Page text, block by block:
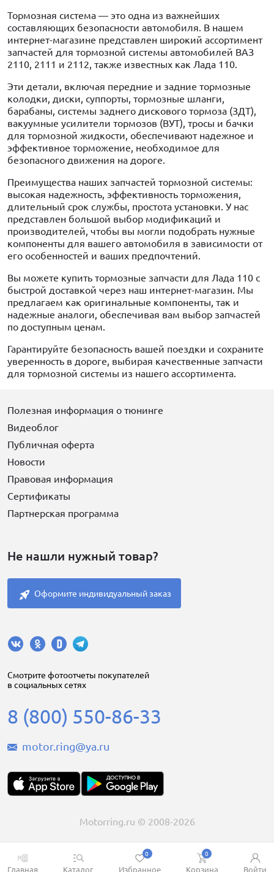
Главная Каталог Избранное
0
Корзина
0
Войти
Тормозная система — это одна из важнейших
составляющих безопасности автомобиля. В нашем
интернет-магазине представлен широкий ассортимент
запчастей для тормозной системы автомобилей ВАЗ
2110, 2111 и 2112, также известных как Лада 110.
Эти детали, включая передние и задние тормозные
колодки, диски, суппорты, тормозные шланги,
барабаны, системы заднего дискового тормоза (ЗДТ),
вакуумные усилители тормозов (ВУТ), тросы и бачки
для тормозной жидкости, обеспечивают надежное и
эффективное торможение, необходимое для
безопасного движения на дороге.
Преимущества наших запчастей тормозной системы:
высокая надежность, эффективность торможения,
длительный срок службы, простота установки. У нас
представлен большой выбор модификаций и
производителей, чтобы вы могли подобрать нужные
компоненты для вашего автомобиля в зависимости от
его особенностей и ваших предпочтений.
Вы можете купить тормозные запчасти для Лада 110 с
быстрой доставкой через наш интернет-магазин. Мы
предлагаем как оригинальные компоненты, так и
надежные аналоги, обеспечивая вам выбор запчастей
по доступным ценам.
Гарантируйте безопасность вашей поездки и сохраните
уверенность в дороге, выбирая качественные запчасти
для тормозной системы из нашего ассортимента.
Полезная информация о тюнинге
Видеоблог
Публичная оферта
Новости
Правовая информация
Сертификаты
Партнерская программа
Не нашли нужный товар?
Оформите индивидуальный заказ
Cмотрите фотоотчеты покупателей
в социальных сетях
8 (800) 550-86-33
motor.ring@ya.ru
Motorring.ru © 2008-2026